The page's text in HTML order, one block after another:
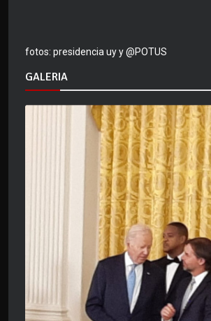
fotos: presidencia uy y @POTUS
GALERIA